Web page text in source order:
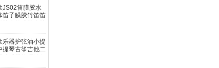
提琴弱音器
JS02笛膜胶水
笛子膜胶竹笛笛
胶水竹膜胶水胶
(小支3瓶)
乐器护弦油小提
提琴古筝吉他二
弦乐器护理油保